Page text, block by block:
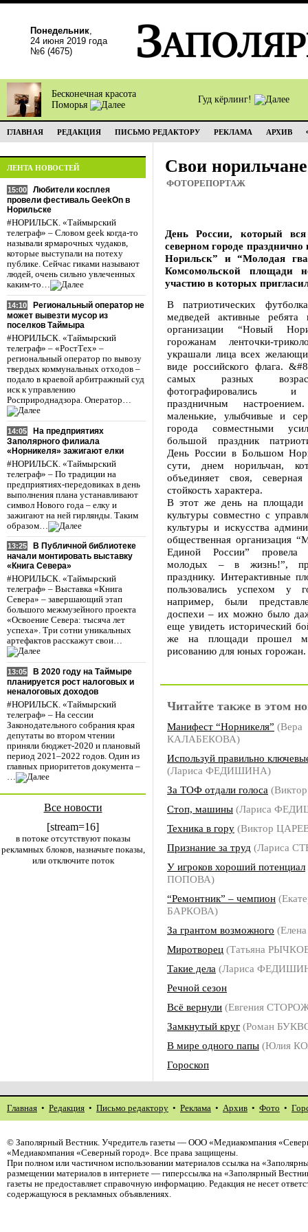
Понедельник,
24 июня 2019 года
№6 (4675)
Бесконечная красота
Поморья
Гуд кёрлинг!
ГЛАВНАЯ РЕДАКЦИЯ ПИСЬМО РЕДАКТОРУ РЕКЛАМА АРХИВ
ЛЕНТА НОВОСТЕЙ
15:00
Любители косплея
провели фестиваль GeekOn в
Норильске
#НОРИЛЬСК. «Таймырский
телеграф» – Словом geek когда-то
называли ярмарочных чудаков,
которые выступали на потеху
публике. Сейчас гиками называют
людей, очень сильно увлеченных
каким-то…
14:10
Региональный оператор не
может вывезти мусор из
поселков Таймыра
#НОРИЛЬСК. «Таймырский
телеграф» – «РостТех» –
региональный оператор по вывозу
твердых коммунальных отходов –
подало в краевой арбитражный суд
иск к управлению
Росприроднадзора. Оператор…
14:05
На предприятиях
Заполярного филиала
«Норникеля» зажигают елки
#НОРИЛЬСК. «Таймырский
телеграф» – По традиции на
предприятиях-передовиках в день
выполнения плана устанавливают
символ Нового года – елку и
зажигают на ней гирлянды. Таким
образом…
13:25
В Публичной библиотеке
начали монтировать выставку
«Книга Севера»
#НОРИЛЬСК. «Таймырский
телеграф» – Выставка «Книга
Севера» – завершающий этап
большого межмузейного проекта
«Освоение Севера: тысяча лет
успеха». Три сотни уникальных
артефактов расскажут свои…
13:05
В 2020 году на Таймыре
планируется рост налоговых и
неналоговых доходов
#НОРИЛЬСК. «Таймырский
телеграф» – На сессии
Законодательного собрания края
депутаты во втором чтении
приняли бюджет-2020 и плановый
период 2021–2022 годов. Один из
главных приоритетов документа –
…
Все новости
[stream=16]
в потоке отсутствуют показы
рекламных блоков, назначьте показы,
или отключите поток
Свои норильчане
ФОТОРЕПОРТАЖ
День России, который
северном городе
Норильск” и “Молодая
Комсомольской площади
участию в которых
В патриотических
медведей активные ребята
организации “Новый
горожанам ленточки-
украшали лица всех
виде российского флага.
самых разных
фотографировались и
праздничным
маленькие, улыбчивые и
города совместными
большой праздник
День России в Большом
сути, днем норильчан,
объединяет своя,
стойкость характера.
В этот же день на площади
культуры совместно с
культуры и искусства
общественная организация
Единой России”
молодых – в жизнь!”,
празднику. Интерактивные
пользовались успехом у
например, были
доспехи – их можно было
еще увидеть исторический
же на площади прошел
рисованию для юных горожан.
Читайте также в этом
Манифест “Норникеля” (Вера
КАЛАБЕКОВА)
Используй правильно
(Лариса ФЕДИШИНА)
За ТОФ отдали голоса
Стоп, машины (Лариса
Техника в гору (Виктор
Признание за труд (Лариса
У игроков хороший потенциал
ПОПОВА)
“Ремонтник” – чемпион
БАРКОВА)
За грантом возможного
Миротворец (Татьяна
Такие дела (Лариса
Речной сезон
Всё вернули (Евгения
Замкнутый круг (Роман
В мире одного папы (Юлия
Гороскоп
Главная • Редакция • Письмо редактору • Реклама • Архив • Фото •
© Заполярный Вестник. Учредитель газеты — ООО «Медиакомпания
«Медиакомпания «Северный город». Все права защищены.
При полном или частичном использовании материалов ссылка на
размещении материалов в интернете — гиперссылка на «Заполярный
газеты не предоставляет справочную информацию. Редакция не несет
содержащуюся в рекламных объявлениях.